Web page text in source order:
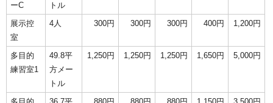
ーC
トル
展示控
室
4人 300円 300円 300円 400円 1,200円
多目的
練習室1
49.8平
方メー
トル
1,250円 1,250円 1,250円 1,650円 5,000円